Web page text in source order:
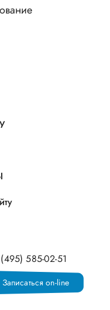
585-02-51
Записаться on-line